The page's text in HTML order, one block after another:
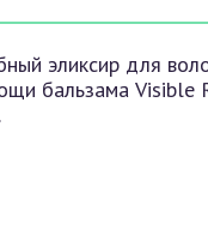
эликсир для
бальзама